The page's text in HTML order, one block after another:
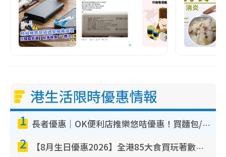
港生活限時優惠情報
1 長者優惠｜OK便利店推樂悠咭優惠！買麵包/牛奶/保健品拍卡即減
2 【8月生日優惠2026】全港85大食買玩著數攻略 自助餐/火鍋放題同行免費＋誠品/DONKI送現金券